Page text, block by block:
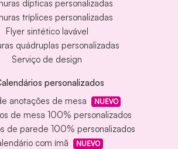
dípticas personalizadas
tríplices personalizadas
Flyer sintético lavável
quádruplas personalizadas
Serviço de design
personalizados
anotações de mesa
NUEVO
de mesa 100% personalizados
de parede 100% personalizados
com ímã
NUEVO